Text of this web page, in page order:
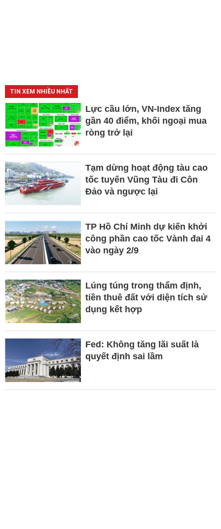
TIN XEM NHIỀU NHẤT
Lực cầu lớn, VN-Index tăng
gần 40 điểm, khối ngoại mua
ròng trở lại
Tạm dừng hoạt động tàu cao
tốc tuyến Vũng Tàu đi Côn
Đảo và ngược lại
TP Hồ Chí Minh dự kiến khởi
công phần cao tốc Vành đai 4
vào ngày 2/9
Lúng túng trong thẩm định,
tiền thuê đất với diện tích sử
dụng kết hợp
Fed: Không tăng lãi suất là
quyết định sai lầm